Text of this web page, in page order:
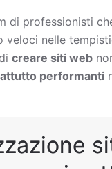
di professionisti
veloci nelle
creare siti web
performanti